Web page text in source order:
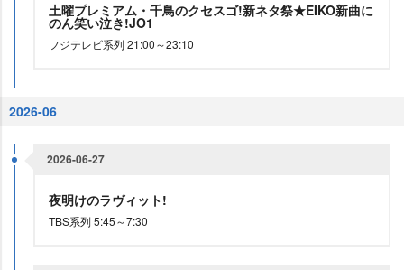
土曜プレミアム・千鳥のクセスゴ!新ネタ祭★EIKO新曲に
のん笑い泣き!JO1
フジテレビ系列 21:00～23:10
2026-06
2026-06-27
夜明けのラヴィット!
TBS系列 5:45～7:30